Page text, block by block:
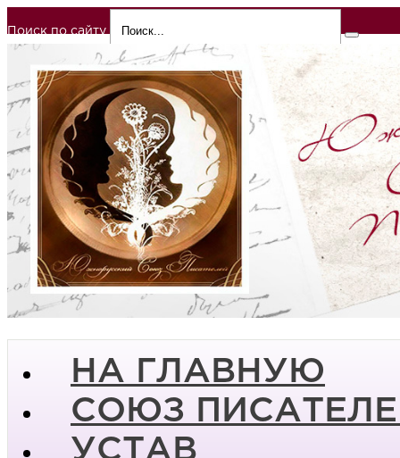
Поиск по сайту
НА ГЛАВНУЮ
СОЮЗ
УСТАВ